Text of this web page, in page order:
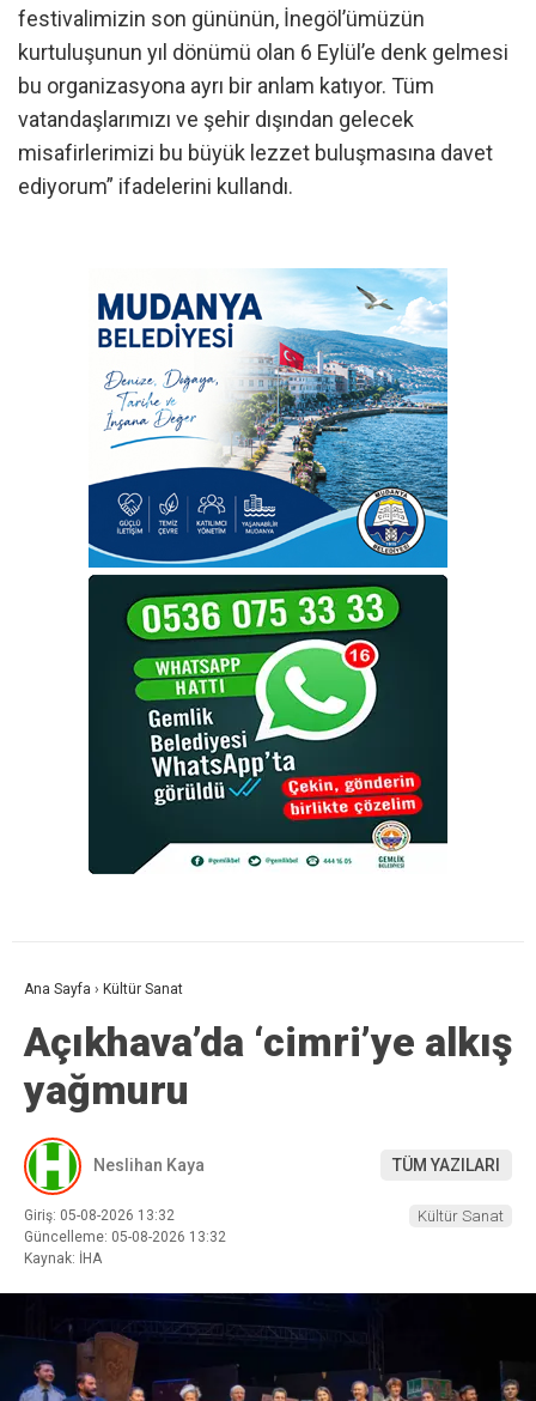
festivalimizin son gününün, İnegöl’ümüzün
kurtuluşunun yıl dönümü olan 6 Eylül’e denk gelmesi
bu organizasyona ayrı bir anlam katıyor. Tüm
vatandaşlarımızı ve şehir dışından gelecek
misafirlerimizi bu büyük lezzet buluşmasına davet
ediyorum” ifadelerini kullandı.
Ana Sayfa › Kültür Sanat
Açıkhava’da ‘cimri’ye alkış
yağmuru
Neslihan Kaya TÜM YAZILARI
Giriş: 05-08-2026 13:32
Güncelleme: 05-08-2026 13:32
Kaynak: İHA
Kültür Sanat